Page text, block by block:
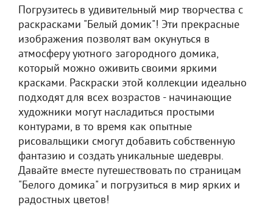
Погрузитесь в удивительный мир творчества с
раскрасками "Белый домик"! Эти прекрасные
изображения позволят вам окунуться в
атмосферу уютного загородного домика,
который можно оживить своими яркими
красками. Раскраски этой коллекции идеально
подходят для всех возрастов - начинающие
художники могут насладиться простыми
контурами, в то время как опытные
рисовальщики смогут добавить собственную
фантазию и создать уникальные шедевры.
Давайте вместе путешествовать по страницам
"Белого домика" и погрузиться в мир ярких и
радостных цветов!